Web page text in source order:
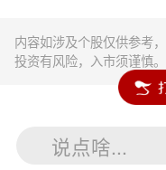
内容如涉及个股仅供参考
投资有风险，入市须谨慎。
说点啥...